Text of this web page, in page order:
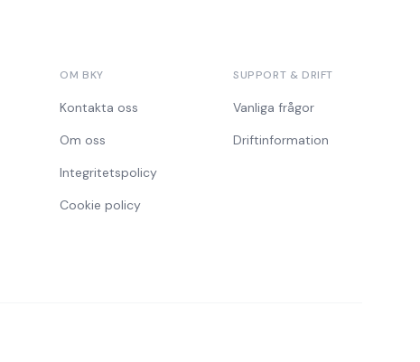
OM BKY
Kontakta oss
Om oss
Integritetspolicy
Cookie policy
SUPPORT & DRIFT
Vanliga frågor
Driftinformation